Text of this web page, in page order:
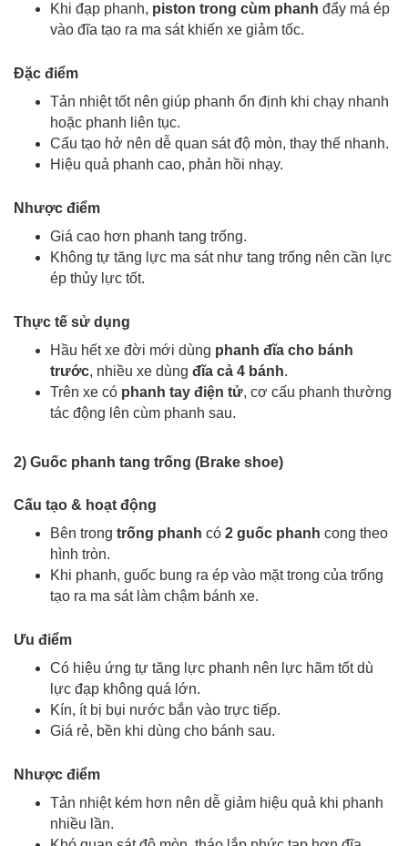
Khi đạp phanh, piston trong cùm phanh đẩy má ép
vào đĩa tạo ra ma sát khiến xe giảm tốc.
Đặc điểm
Tản nhiệt tốt nên giúp phanh ổn định khi chạy nhanh
hoặc phanh liên tục.
Cấu tạo hở nên dễ quan sát độ mòn, thay thế nhanh.
Hiệu quả phanh cao, phản hồi nhạy.
Nhược điểm
Giá cao hơn phanh tang trống.
Không tự tăng lực ma sát như tang trống nên cần lực
ép thủy lực tốt.
Thực tế sử dụng
Hầu hết xe đời mới dùng phanh đĩa cho bánh
trước, nhiều xe dùng đĩa cả 4 bánh.
Trên xe có phanh tay điện tử, cơ cấu phanh thường
tác động lên cùm phanh sau.
2) Guốc phanh tang trống (Brake shoe)
Cấu tạo & hoạt động
Bên trong trống phanh có 2 guốc phanh cong theo
hình tròn.
Khi phanh, guốc bung ra ép vào mặt trong của trống
tạo ra ma sát làm chậm bánh xe.
Ưu điểm
Có hiệu ứng tự tăng lực phanh nên lực hãm tốt dù
lực đạp không quá lớn.
Kín, ít bị bụi nước bắn vào trực tiếp.
Giá rẻ, bền khi dùng cho bánh sau.
Nhược điểm
Tản nhiệt kém hơn nên dễ giảm hiệu quả khi phanh
nhiều lần.